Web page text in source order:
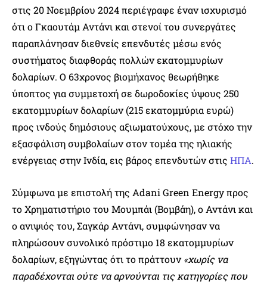
στις 20 Νοεμβρίου 2024 περιέγραφε έναν ισχυρισμό
ότι ο Γκαουτάμ Αντάνι και στενοί του συνεργάτες
παραπλάνησαν διεθνείς επενδυτές μέσω ενός
συστήματος διαφθοράς πολλών εκατομμυρίων
δολαρίων. Ο 63χρονος βιομήχανος θεωρήθηκε
ύποπτος για συμμετοχή σε δωροδοκίες ύψους 250
εκατομμυρίων δολαρίων (215 εκατομμύρια ευρώ)
προς ινδούς δημόσιους αξιωματούχους, με στόχο την
εξασφάλιση συμβολαίων στον τομέα της ηλιακής
ενέργειας στην Ινδία, εις βάρος επενδυτών στις ΗΠΑ.
Σύμφωνα με επιστολή της Adani Green Energy προς
το Χρηματιστήριο του Μουμπάι (Βομβάη), ο Αντάνι και
ο ανιψιός του, Σαγκάρ Αντάνι, συμφώνησαν να
πληρώσουν συνολικό πρόστιμο 18 εκατομμυρίων
δολαρίων, εξηγώντας ότι το πράττουν«χωρίς να
παραδέχονται ούτε να αρνούνται τις κατηγορίες που